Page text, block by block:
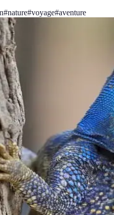
#nature#voyage#aventure